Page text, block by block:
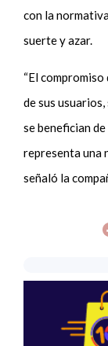
con la
suerte y azar.
“El
de sus
se benefician
representa una
señaló la